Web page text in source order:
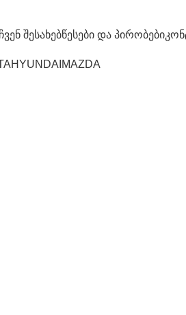
ჩვენ შესახებწესები და პირობები
HYUNDAI MAZDA